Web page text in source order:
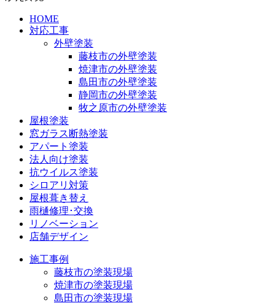
HOME
対応工事
外壁塗装
藤枝市の外壁塗装
焼津市の外壁塗装
島田市の外壁塗装
静岡市の外壁塗装
牧之原市の外壁塗装
屋根塗装
窓ガラス断熱塗装
アパート塗装
法人向け塗装
抗ウイルス塗装
シロアリ対策
屋根葺き替え
雨樋修理･交換
リノベーション
店舗デザイン
施工事例
藤枝市の塗装現場
焼津市の塗装現場
島田市の塗装現場